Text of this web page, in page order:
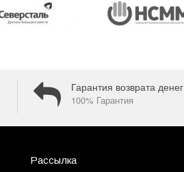
Гарантия возврата денег
100% Гарантия
Рассылка